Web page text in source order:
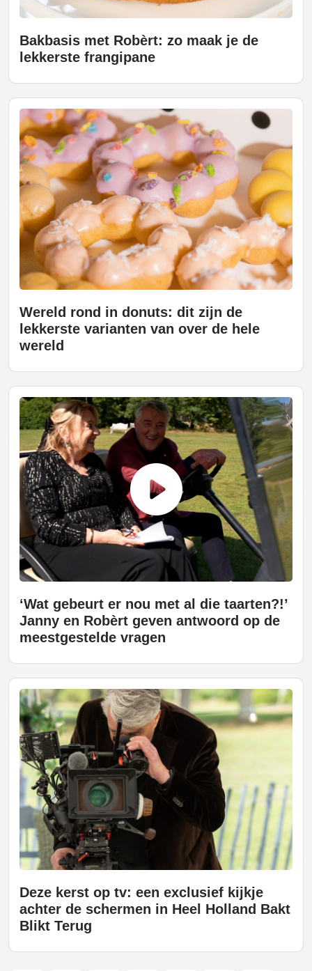
Bakbasis met Robèrt: zo maak je de
lekkerste frangipane
Wereld rond in donuts: dit zijn de
lekkerste varianten van over de hele
wereld
‘Wat gebeurt er nou met al die taarten?!’
Janny en Robèrt geven antwoord op de
meestgestelde vragen
Deze kerst op tv: een exclusief kijkje
achter de schermen in Heel Holland Bakt
Blikt Terug